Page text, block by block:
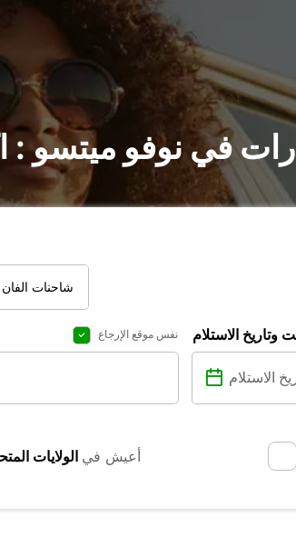
في نوفو ميتسو
شاحنات الفان
نفس موقع الإرجاع وتاريخ الاستلام
أعيش في